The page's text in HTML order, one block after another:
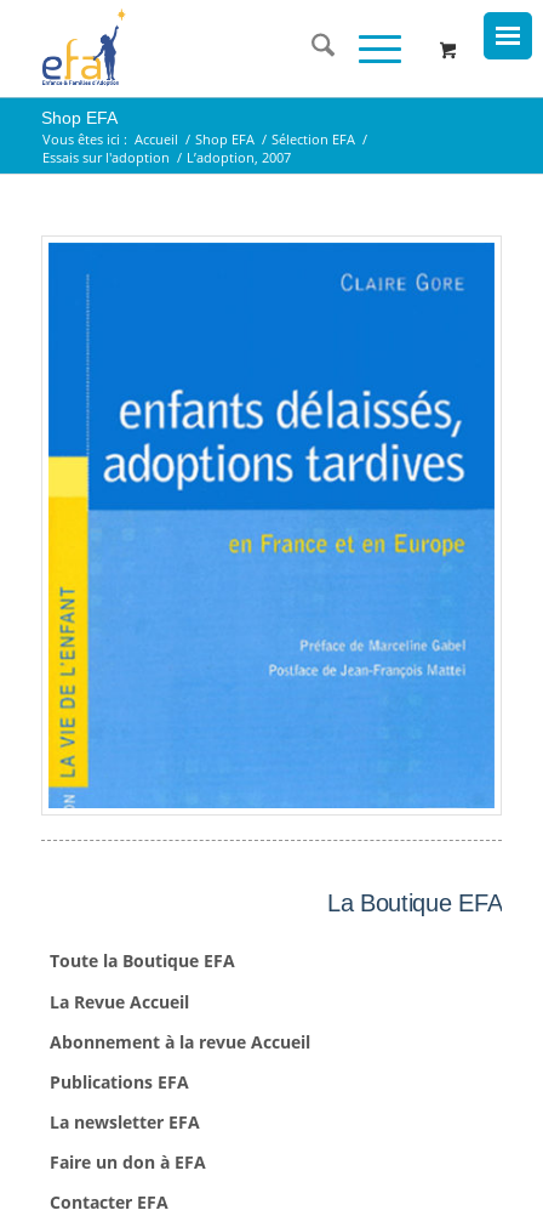
Shop EFA
Vous êtes ici : Accueil / Shop EFA / Sélection EFA /
Essais sur l'adoption / L’adoption, 2007
La Boutique EFA
Toute la Boutique EFA
La Revue Accueil
Abonnement à la revue Accueil
Publications EFA
La newsletter EFA
Faire un don à EFA
Contacter EFA